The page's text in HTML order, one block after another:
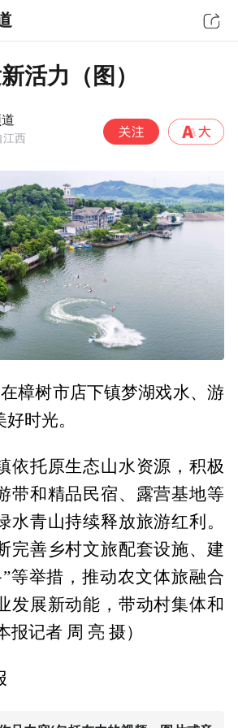
活力（图）
江西
樟树市店下镇梦湖戏水、游
时光。
依托原生态山水资源，积极
带和精品民宿、露营基地等
水青山持续释放旅游红利。
完善乡村文旅配套设施、建
等举措，推动农文体旅融合
发展新动能，带动村集体和
报记者 周 亮 摄）